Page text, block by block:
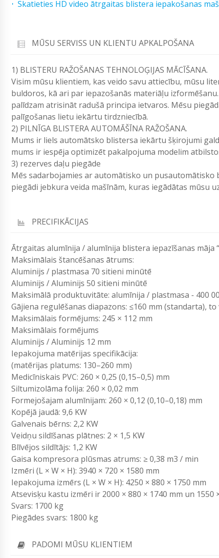
Skatieties HD video ātrgaitas blistera iepakošanas
MŪSU SERVISS UN KLIENTU APKALPOŠANA
1) BLISTERU RAŽOŠANAS TEHNOLOĢIJAS MĀCĪŠANA.
Visim mūsu klientiem, kas veido savu attiecību, mūsu
buldoros, kā ari par iepazošanās materiāļu
palīdzam atrisināt radušā principa ietvaros. Mēsu
palīgošanas lietu iekārtu tirdzniecībā.
2) PILNĪGA BLISTERA AUTOMĀŠĪNA RAŽOŠANA.
Mums ir liels automātsko blistersa iekārtu šķirojumi
mums ir iespēja optimizēt pakalpojuma modelim
3) rezerves daļu piegāde
Mēs sadarbojamies ar automātisko un
piegādi jebkura veida mašīnām, kuras iegādātas mūsu
PRECIFIKĀCIJAS
Ātrgaitas alumīnija / alumīnija blistera iepazīšanas māja
Maksimālais štancēšanas ātrums:
Aluminijs / plastmasa 70 sitieni minūtē
Aluminijs / Aluminijs 50 sitieni minūtē
Maksimālā produktuvitāte: alumīnija / plastmasa - 400
Gājiena regulēšanas diapazons: ≤160 mm (standarta),
Maksimālais formējums: 245 × 112 mm
Maksimālais formējums
Aluminijs / Aluminijs 12 mm
Iepakojuma matērijas specifikācija:
(matērijas platums: 130–260 mm)
Medicīniskais PVC: 260 × 0,25 (0,15–0,5) mm
Siltumizolāma folija: 260 × 0,02 mm
Formejošajam alumīnijam: 260 × 0,12 (0,10–0,18) mm
Kopējā jaudā: 9,6 KW
Galvenais bērns: 2,2 KW
Veidņu sildīšanas plātnes: 2 × 1,5 KW
Blīvējos sildītājs: 1,2 KW
Gaisa kompresora plūsmas atrums: ≥ 0,38 m3 / min
Izmēri (L × W × H): 3940 × 720 × 1580 mm
Iepakojuma izmērs (L × W × H): 4250 × 880 × 1750 mm
Atsevisķu kastu izmēri ir 2000 × 880 × 1740 mm un 1550
Svars: 1700 kg
Piegādes svars: 1800 kg
PADOMI MŪSU KLIENTIEM